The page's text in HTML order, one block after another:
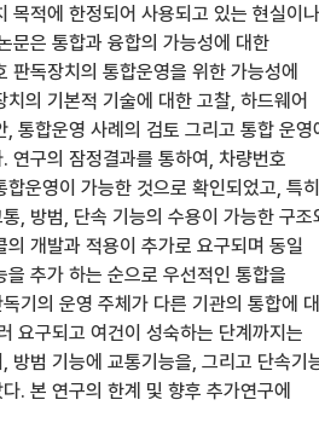
목적에 한정되어 사용되고 있는 현실이나
문은 통합과 융합의 가능성에 대한
독장치의 통합운영을 위한 가능성에
의 기본적 기술에 대한 고찰, 하드웨어
통합운영 사례의 검토 그리고 통합 운영
연구의 잠정결과를 통하여, 차량번호
운영이 가능한 것으로 확인되었고, 특히
, 방범, 단속 기능의 수용이 가능한 구조
개발과 적용이 추가로 요구되며 동일
추가 하는 순으로 우선적인 통합을
기의 운영 주체가 다른 기관의 통합에
요구되고 여건이 성숙하는 단계까지는
방범 기능에 교통기능을, 그리고 단속기
. 본 연구의 한계 및 향후 추가연구에